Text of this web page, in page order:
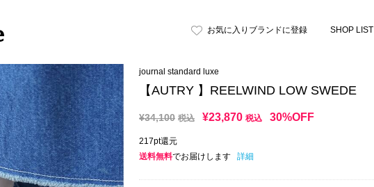
お気に入りブランドに登録 SHOP LIST
journal standard luxe
【AUTRY 】REELWIND LOW SWEDE
¥34,100 税込 ¥23,870 税込 30%OFF
217pt還元
送料無料でお届けします 詳細